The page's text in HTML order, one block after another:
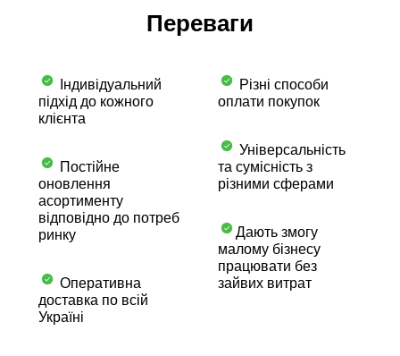
Переваги
Індивідуальний
підхід до кожного
клієнта
Постійне
оновлення
асортименту
відповідно до потреб
ринку
Оперативна
доставка по всій
Україні
Різні способи
оплати покупок
Універсальність
та сумісність з
різними сферами
Дають змогу
малому бізнесу
працювати без
зайвих витрат